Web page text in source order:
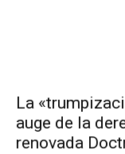
La
auge de la
renovada